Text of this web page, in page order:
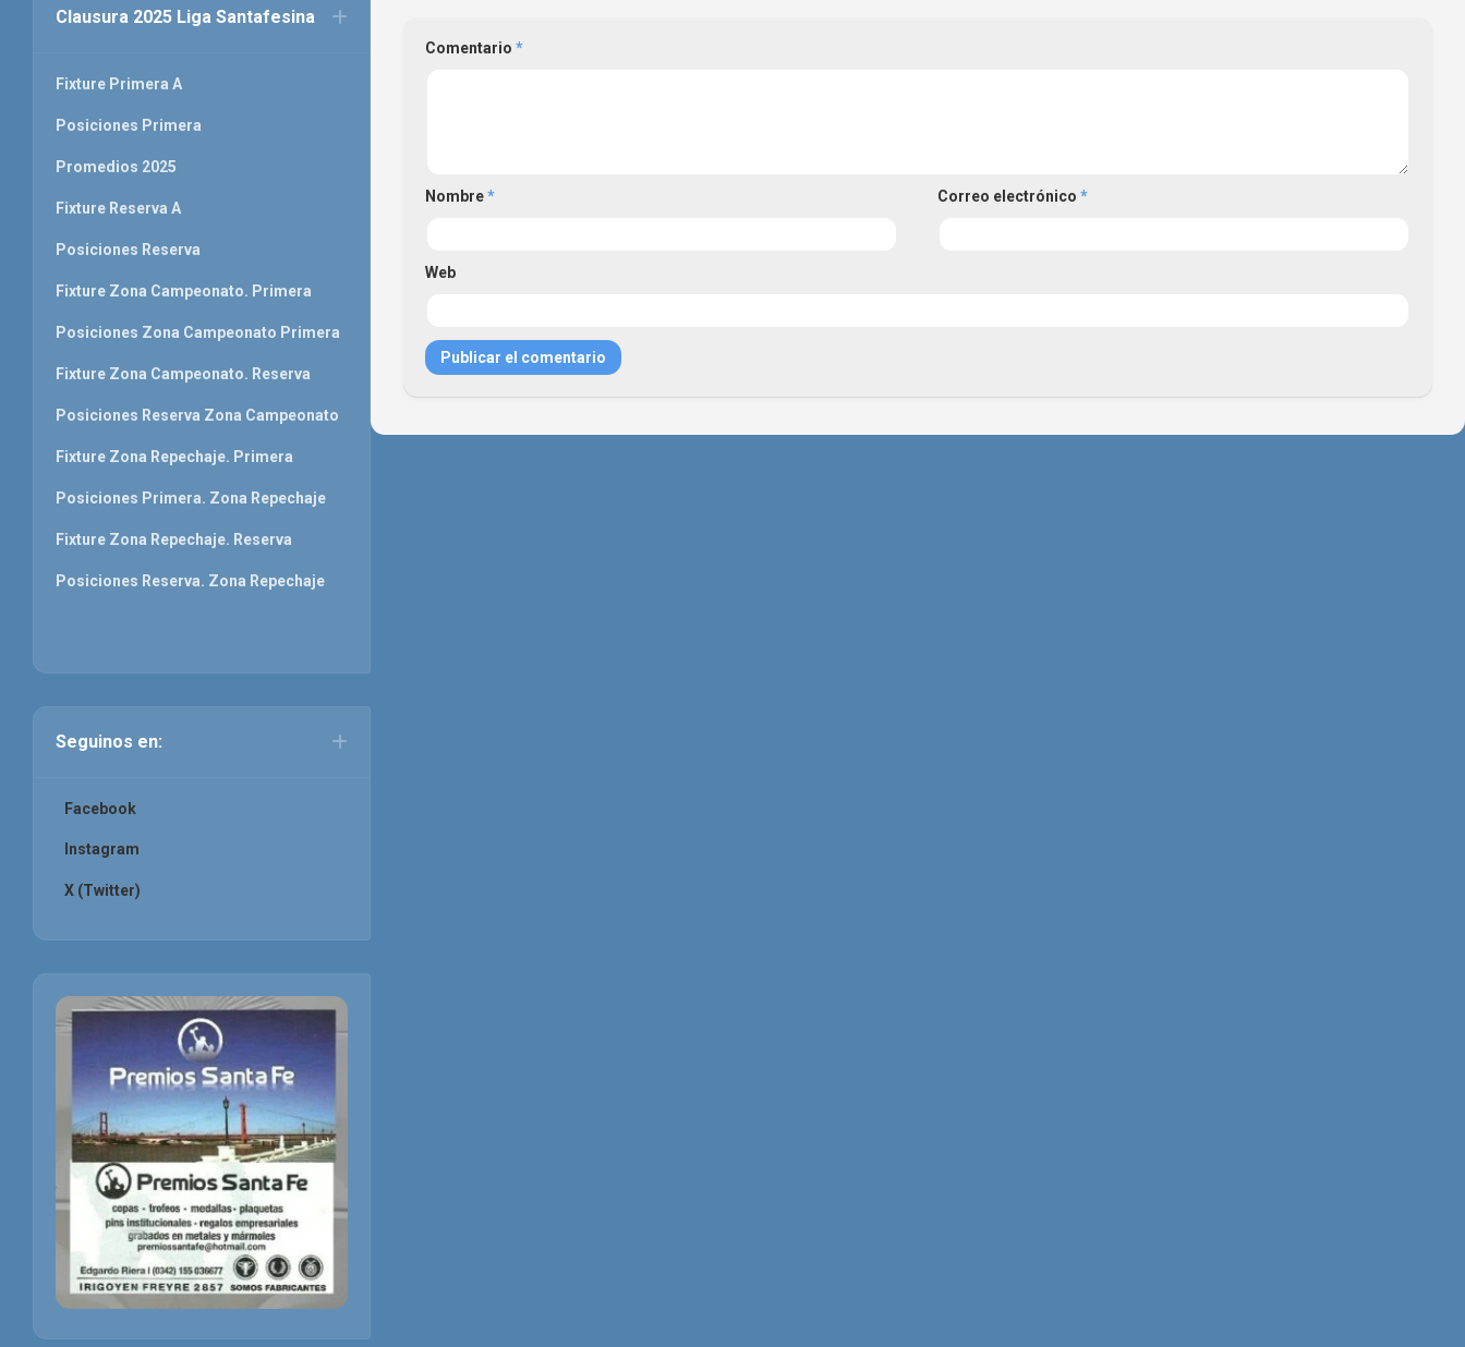
Comentario *
Nombre* Correo electrónico*
Web
Clausura 2025 Liga Santafesina
Fixture Primera A
Posiciones Primera
Promedios 2025
Fixture Reserva A
Posiciones Reserva
Fixture Zona Campeonato. Primera
Posiciones Zona Campeonato Primera
Fixture Zona Campeonato. Reserva
Posiciones Reserva Zona Campeonato
Fixture Zona Repechaje. Primera
Posiciones Primera. Zona Repechaje
Fixture Zona Repechaje. Reserva
Posiciones Reserva. Zona Repechaje
Seguinos en:
Facebook
Instagram
X (Twitter)